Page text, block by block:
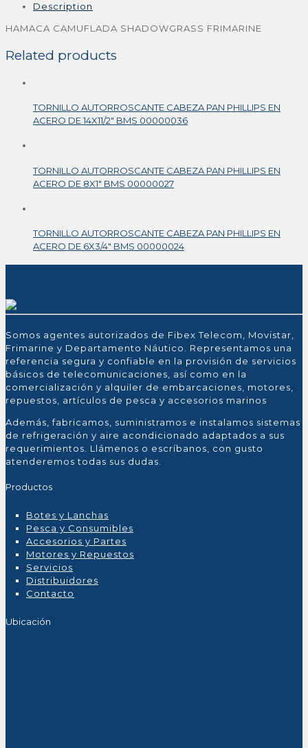
Description
HAMACA CAMUFLADA SHADOWGRASS FRIMARINE
Related products
TORNILLO AUTORROSCANTE CABEZA PAN PHILLIPS EN
ACERO DE 14X11/2″ BMS 00000036
TORNILLO AUTORROSCANTE CABEZA PAN PHILLIPS EN
ACERO DE 8X1″ BMS 00000027
TORNILLO AUTORROSCANTE CABEZA PAN PHILLIPS EN
ACERO DE 6X3/4″ BMS 00000024
Somos agentes autorizados de Fibex Telecom, Movistar,
Frimarine y Departamento Náutico. Representamos una
referencia segura y confiable en la provisión de servicios
básicos de telecomunicaciones, así como en la
comercialización y alquiler de embarcaciones, motores,
repuestos, artículos de pesca y accesorios marinos
Además, fabricamos, suministramos e instalamos sistemas
de refrigeración y aire acondicionado adaptados a sus
requerimientos. Llámenos o escríbanos, con gusto
atenderemos todas sus dudas.
Productos
Botes y Lanchas
Pesca y Consumibles
Accesorios y Partes
Motores y Repuestos
Servicios
Distribuidores
Contacto
Ubicación